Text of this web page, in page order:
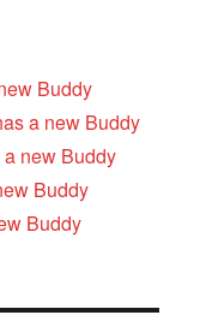
Buddy
a new Buddy
new Buddy
Buddy
Buddy